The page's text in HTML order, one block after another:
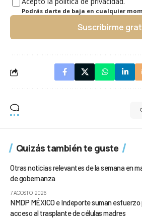
Podrás darte de baja en cualquier
Suscribirme
Quizás también te guste
Otras noticias relevantes de la semana en
de gobernanza
7 AGOSTO, 2026
NMDP MÉXICO e Indeporte suman esfuerzo
acceso al trasplante de células madres